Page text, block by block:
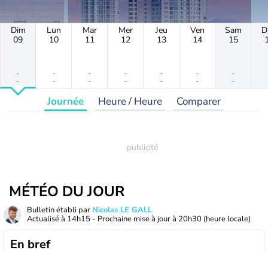
Dim
09
-
-
Lun
10
-
-
Mar
11
-
-
Mer
12
-
-
Jeu
13
-
-
Ven
14
-
-
Sam
15
-
-
Journée Heure / Heure Comparer
MÉTÉO DU JOUR
Bulletin établi par Nicolas LE GALL
Actualisé à 14h15 - Prochaine mise à jour à 20h30 (heure locale)
En bref